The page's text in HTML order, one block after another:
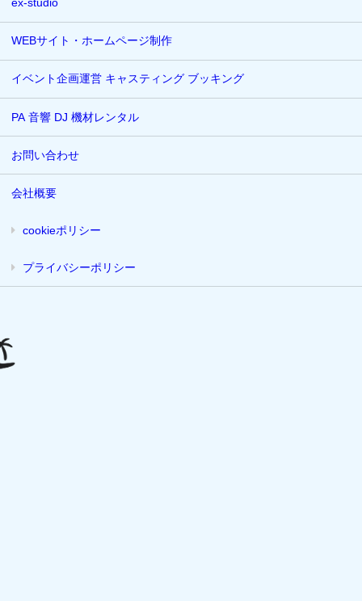
ex-studio
WEBサイト・ホームページ制作
イベント企画運営 キャスティング ブッキング
PA 音響 DJ 機材レンタル
お問い合わせ
会社概要
cookieポリシー
プライバシーポリシー